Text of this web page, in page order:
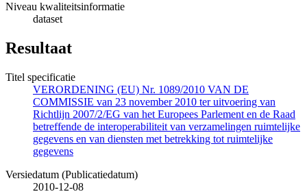
Niveau kwaliteitsinformatie
dataset
Resultaat
Titel specificatie
VERORDENING (EU) Nr. 1089/2010 VAN DE
COMMISSIE van 23 november 2010 ter uitvoering van
Richtlijn 2007/2/EG van het Europees Parlement en de Raad
betreffende de interoperabiliteit van verzamelingen ruimtelijke
gegevens en van diensten met betrekking tot ruimtelijke
gegevens
Versiedatum (Publicatiedatum)
2010-12-08